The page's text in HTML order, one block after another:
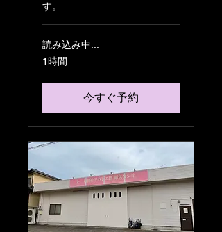
す。
読み込み中...
1時間
今すぐ予約